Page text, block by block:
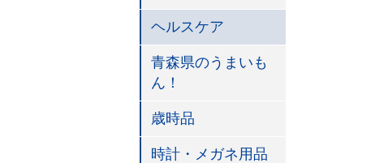
ヘルスケア
青森県のうまいも
ん！
歳時品
時計・メガネ用品